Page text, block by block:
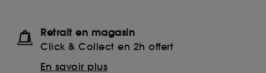
Retrait en magasin
Click & Collect en 2h offert
En savoir plus